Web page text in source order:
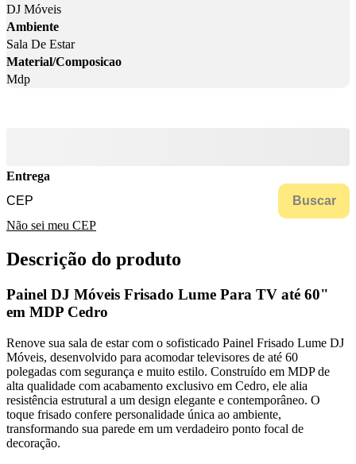
DJ Móveis
Ambiente
Sala De Estar
Material/Composicao
Mdp
Entrega
Buscar
Não sei meu CEP
Descrição do produto
Painel DJ Móveis Frisado Lume Para TV até 60"
em MDP Cedro
Renove sua sala de estar com o sofisticado Painel Frisado Lume DJ
Móveis, desenvolvido para acomodar televisores de até 60
polegadas com segurança e muito estilo. Construído em MDP de
alta qualidade com acabamento exclusivo em Cedro, ele alia
resistência estrutural a um design elegante e contemporâneo. O
toque frisado confere personalidade única ao ambiente,
transformando sua parede em um verdadeiro ponto focal de
decoração.